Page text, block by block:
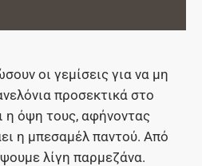
οι γεμίσεις για να μη
προσεκτικά στο
η όψη τους, αφήνοντας
η μπεσαμέλ παντού. Από
λίγη παρμεζάνα.